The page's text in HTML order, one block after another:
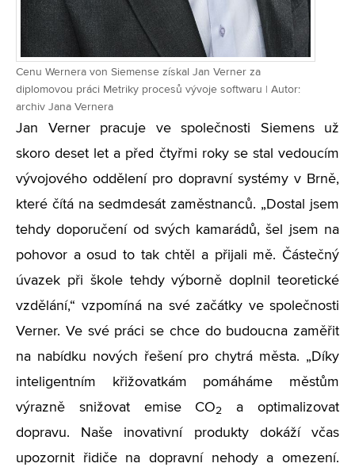
Cenu Wernera von Siemense získal Jan Verner za
diplomovou práci Metriky procesů vývoje softwaru | Autor:
archiv Jana Vernera
Jan Verner pracuje ve společnosti Siemens už
skoro deset let a před čtyřmi roky se stal vedoucím
vývojového oddělení pro dopravní systémy v Brně,
které čítá na sedmdesát zaměstnanců. „Dostal jsem
tehdy doporučení od svých kamarádů, šel jsem na
pohovor a osud to tak chtěl a přijali mě. Částečný
úvazek při škole tehdy výborně doplnil teoretické
vzdělání,“ vzpomíná na své začátky ve společnosti
Verner. Ve své práci se chce do budoucna zaměřit
na nabídku nových řešení pro chytrá města. „Díky
inteligentním křižovatkám pomáháme městům
výrazně snižovat emise CO2
a optimalizovat
dopravu. Naše inovativní produkty dokáží včas
upozornit řidiče na dopravní nehody a omezení.